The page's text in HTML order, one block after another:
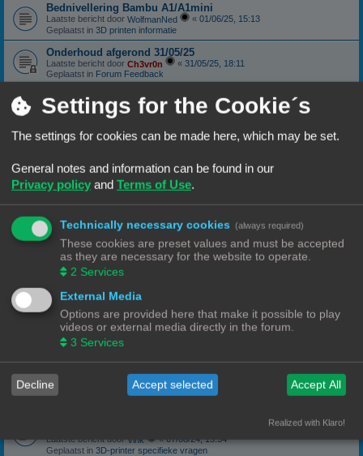
Bednivellering Bambu A1/A1mini
Laatste bericht door WolfmanNed « 01/06/25, 15:13
Geplaatst in 3D printen informatie
Onderhoud afgerond 31/05/25
Laatste bericht door Ch3vr0n « 31/05/25, 18:11
Geplaatst in Forum Feedback
Sunlu S4: Nieuwstaat
Laatste bericht doorCh3vr0n
11/01/25, 18:06
Te koop: Vraag en Aanbod
Anycubic Viper extruder.
Geplaatst in
3D-printer specifieke vragen
canbus (Ebb42/U2C) opgelost probleem
Geplaatst inKlipper
Forum onderhoud afgerond 08/09/24
phppbb update 3.3.13
Laatste bericht door Ch3vr0n «08/09/24, 13:06
Geplaatst in Forum Feedback
Laatste bericht doorJansC
Geplaatst in
Moeilijk filament (qua bed adhesie)
Laatste bericht door
ROG STRIX Scope DELUXE RGB Toetsenbord
Laatste bericht door Ch3vr0n « 12/08/24, 21:04
Geplaatst in
Te koop: Vraag en Aanbod
Laatste bericht doorVink «07/08/24, 15:54
Geplaatst in 3D-printer specifieke vragen
Settings for the Cookie´s
The settings for cookies can be made here, which may be set.
General notes and information can be found in our
Privacy policy and Terms of Use.
Technically necessary cookies (always required)
These cookies are preset values and must be accepted
as they are necessary for the website to operate.
2 Services
External Media
Options are provided here that make it possible to play
videos or external media directly in the forum.
3 Services
Decline Accept selected Accept All
Realized with Klaro!